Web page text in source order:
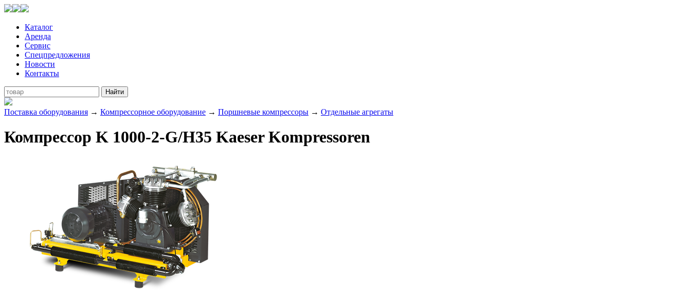
Каталог
Аренда
Сервис
Спецпредложения
Новости
Контакты
Поставка оборудования → Компрессорное оборудование → Поршневые компрессоры → Отдельные агрегаты
Компрессор K 1000-2-G/H35 Kaeser Kompressoren